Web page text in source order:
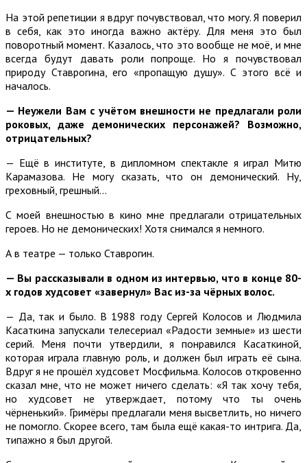
На этой репетиции я вдруг почувствовал, что могу. Я поверил
в себя, как это иногда важно актёру. Для меня это был
поворотный момент. Казалось, что это вообще не моё, и мне
всегда будут давать роли попроще. Но я почувствовал
природу Ставрогина, его «пропащую душу». С этого всё и
началось.
— Неужели Вам с учётом внешности не предлагали роли
роковых, даже демонических персонажей? Возможно,
отрицательных?
— Ещё в институте, в дипломном спектакле я играл Митю
Карамазова. Не могу сказать, что он демонический. Ну,
греховный, грешный…
С моей внешностью в кино мне предлагали отрицательных
героев. Но не демонических! Хотя снимался я немного.
А в театре — только Ставрогин.
— Вы рассказывали в одном из интервью, что в конце 80-
х годов худсовет «завернул» Вас из-за чёрных волос.
— Да, так и было. В 1988 году Сергей Колосов и Людмила
Касаткина запускали телесериал «Радости земные» из шести
серий. Меня почти утвердили, я понравился Касаткиной,
которая играла главную роль, и должен был играть её сына.
Вдруг я не прошёл худсовет Мосфильма. Колосов откровенно
сказал мне, что не может ничего сделать: «Я так хочу тебя,
но худсовет не утверждает, потому что ты очень
чёрненький». Гримёры предлагали меня высветлить, но ничего
не помогло. Скорее всего, там была ещё какая-то интрига. Да,
типажно я был другой.